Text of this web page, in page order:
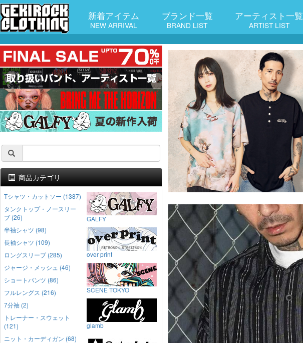
新着アイテム
NEW ARRIVAL
ブランド一覧
BRAND LIST
アーティスト一覧
ARTIST LIST
商品カテゴリ
Tシャツ・カットソー (1387)
タンクトップ・ノースリー
ブ (26)
半袖シャツ (98)
長袖シャツ (109)
ロングスリーブ (285)
ジャージ・メッシュ (46)
ショートパンツ (86)
フルレングス (216)
7分袖 (2)
トレーナー・スウェット
(121)
ニット・カーディガン (68)
GALFY
over print
SCENE TOKYO
glamb